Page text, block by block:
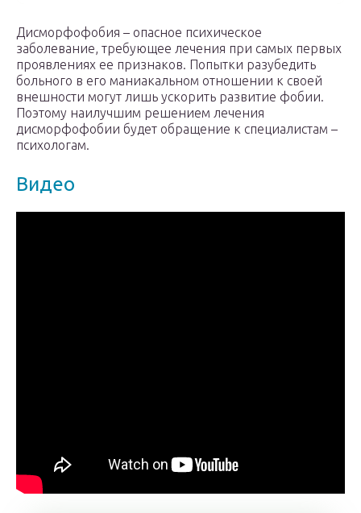
Дисморфофобия – опасное психическое
заболевание, требующее лечения при самых первых
проявлениях ее признаков. Попытки разубедить
больного в его маниакальном отношении к своей
внешности могут лишь ускорить развитие фобии.
Поэтому наилучшим решением лечения
дисморфофобии будет обращение к специалистам –
психологам.
Видео